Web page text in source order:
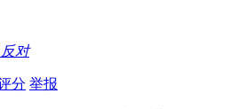
反对
分 举报